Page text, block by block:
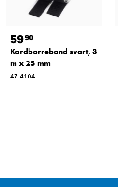
5990
Kardborreband svart, 3
m x 25 mm
47-4104